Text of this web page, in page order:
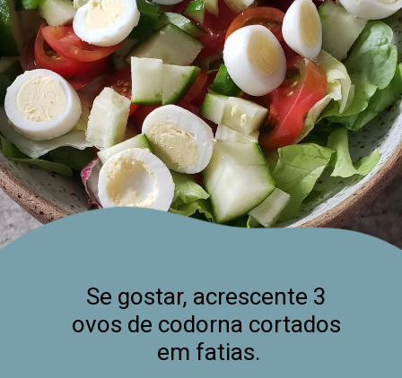
Se gostar, acrescente 3
ovos de codorna cortados
em fatias.